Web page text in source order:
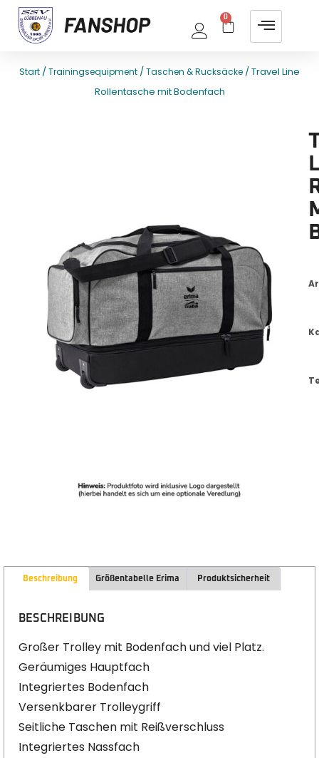
0
Start /Trainingsequipment /Taschen & Rucksäcke / Travel Line
Rollentasche mit Bodenfach
Beschreibung Größentabelle Erima Produktsicherheit
BESCHREIBUNG
Großer Trolley mit Bodenfach und viel Platz.
Geräumiges Hauptfach
Integriertes Bodenfach
Versenkbarer Trolleygriff
Seitliche Taschen mit Reißverschluss
Integriertes Nassfach